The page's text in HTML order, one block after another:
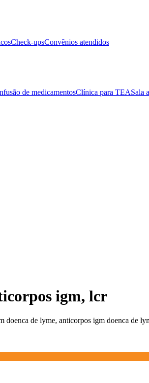
Check-upsConvênios atendidos
de medicamentosClínica para TEASala
igm, lcr
doenca de lyme, anticorpos igm doenca de